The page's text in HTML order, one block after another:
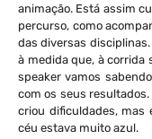
animação. Está assim
percurso, como
das diversas
à medida que, à corrida
speaker vamos
com os seus
criou dificuldades, mas
céu estava muito azul.